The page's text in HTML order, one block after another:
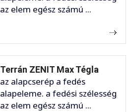
az elem egész számú ...
Terrán ZENIT Max Tégla
az alapcserép a fedés
alapeleme. a fedési szélesség
az elem egész számú ...